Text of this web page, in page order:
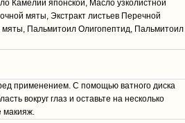
Камелии японской, Масло узколистной
мяты, Экстракт листьев Перечной
мяты, Пальмитоил Олигопептид, Пальмитоил
применением. С помощью ватного диска
вокруг глаз и оставьте на несколько
макияж.